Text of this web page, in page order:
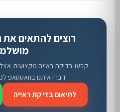
רוצים להתאים
קבעו בדיקת ראייה מקצועית
דברו איתנו בוואטסאפ
לתיאום בדיקת ראייה